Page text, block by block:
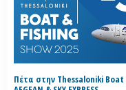
Πέτα στην Thessaloniki Boat